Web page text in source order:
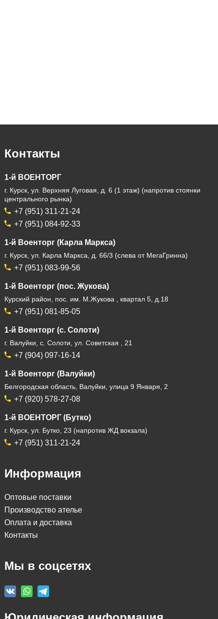
Контакты
1-й ВОЕНТОРГ
г. Курск, ул. Верхняя Луговая, д. 6 (1 этаж) (напротив стоянки
центрального рынка)
+7 (951) 311-21-24
+7 (951) 084-92-33
1-й Военторг (Карла Маркса)
г. Курск, ул. Карла Маркса, д. 66/3 (слева от МегаГринна)
+7 (951) 083-99-56
1-й Военторг (пос. Жукова)
Курский район, пос. им. М.Жукова , квартал 5, д.18
+7 (951) 081-85-05
1-й Военторг (с. Солоти)
г. Валуйки, с. Солоти, ул. Советская , 21
+7 (904) 097-16-14
1-й Военторг (Валуйки)
Белгородская область, Валуйки, улица 9 Января, 2
+7 (920) 578-27-08
1-й ВОЕНТОРГ (Бутко)
г. Курск, ул. Бутко, 23 (напротив ЖД вокзала)
+7 (951) 311-21-24
Информация
Оптовые поставки
Производство ателье
Оплата и доставка
Контакты
Мы в соцсетях